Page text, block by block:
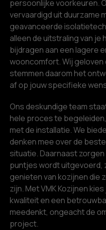
persoonlijke voorkeuren.
vervaardigd uit duurzame
geavanceerde
alleen de uitstraling van je
bijdragen aan een lagere
wooncomfort. Wij geloven
stemmen daarom het
af op jouw specifieke
Ons deskundige team
hele proces te
met de installatie. We
denken mee over de
situatie. Daarnaast
puntjes wordt uitgevoerd,
genieten van kozijnen die
zijn. Met VMK Kozijnen
kwaliteit en een
meedenkt, ongeacht de
project.